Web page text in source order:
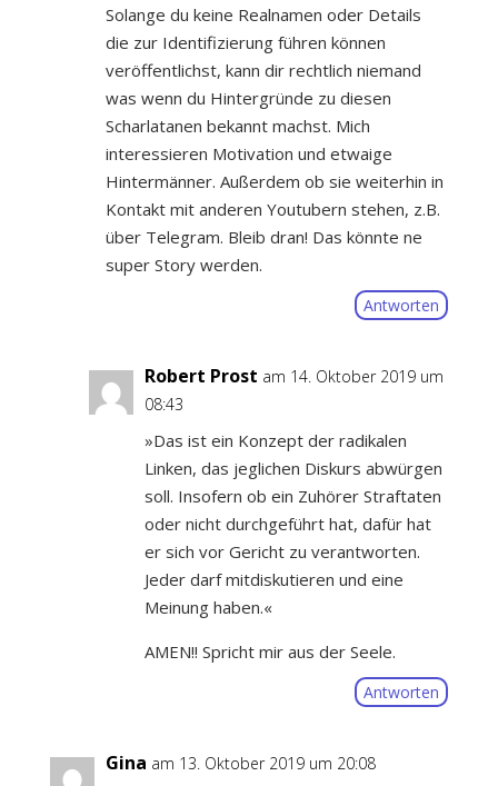
Solange du keine Realnamen oder Details
die zur Identifizierung führen können
veröffentlichst, kann dir rechtlich niemand
was wenn du Hintergründe zu diesen
Scharlatanen bekannt machst. Mich
interessieren Motivation und etwaige
Hintermänner. Außerdem ob sie weiterhin in
Kontakt mit anderen Youtubern stehen, z.B.
über Telegram. Bleib dran! Das könnte ne
super Story werden.
Antworten
Robert Prost am 14. Oktober 2019 um
08:43
»Das ist ein Konzept der radikalen
Linken, das jeglichen Diskurs abwürgen
soll. Insofern ob ein Zuhörer Straftaten
oder nicht durchgeführt hat, dafür hat
er sich vor Gericht zu verantworten.
Jeder darf mitdiskutieren und eine
Meinung haben.«
AMEN!! Spricht mir aus der Seele.
Antworten
Gina am 13. Oktober 2019 um 20:08